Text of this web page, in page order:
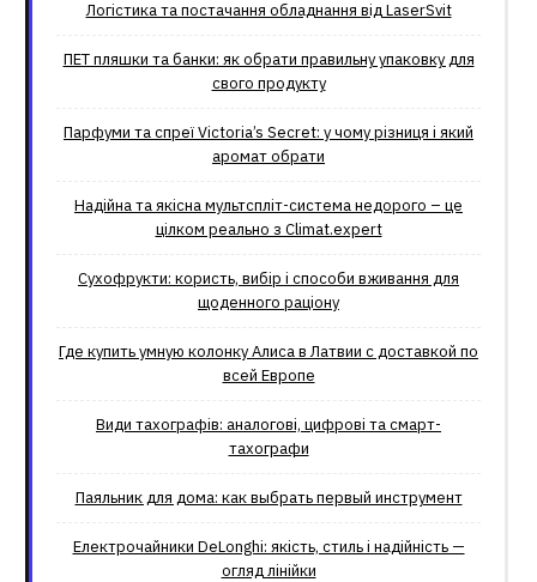
Логістика та постачання обладнання від LaserSvit
ПЕТ пляшки та банки: як обрати правильну упаковку для
свого продукту
Парфуми та спреї Victoria’s Secret: у чому різниця і який
аромат обрати
Надійна та якісна мультспліт-система недорого – це
цілком реально з Climat.еxpert
Сухофрукти: користь, вибір і способи вживання для
щоденного раціону
Где купить умную колонку Алиса в Латвии с доставкой по
всей Европе
Види тахографів: аналогові, цифрові та смарт-
тахографи
Паяльник для дома: как выбрать первый инструмент
Електрочайники DeLonghi: якість, стиль і надійність —
огляд лінійки